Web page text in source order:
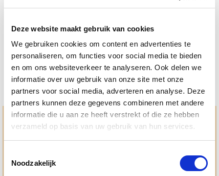
Deze website maakt gebruik van cookies
We gebruiken cookies om content en advertenties te
personaliseren, om functies voor social media te bieden
en om ons websiteverkeer te analyseren. Ook delen we
informatie over uw gebruik van onze site met onze
partners voor social media, adverteren en analyse. Deze
partners kunnen deze gegevens combineren met andere
informatie die u aan ze heeft verstrekt of die ze hebben
verzameld op basis van uw gebruik van hun services.
Noodzakelijk
rating
Puur Auris 30 ml
Nog maar 2 beschikbaar
€ 19,60 € 18,62
Hulp en advies nodig?
Jouw paard gezond houden en krijgen. Dat is waar we het
gedreven door onze visie: het leveren van producten van
topkwaliteit, uitgebreide informatieverstrekking en